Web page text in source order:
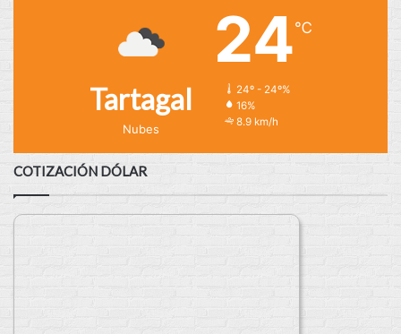
Tartagal
Nubes
24℃
24º - 24º%
16%
8.9 km/h
COTIZACIÓN DÓLAR